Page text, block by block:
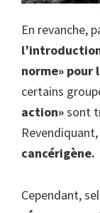
En revanche,
norme» pour
certains
action»sont
cancérigène.
Cependant,